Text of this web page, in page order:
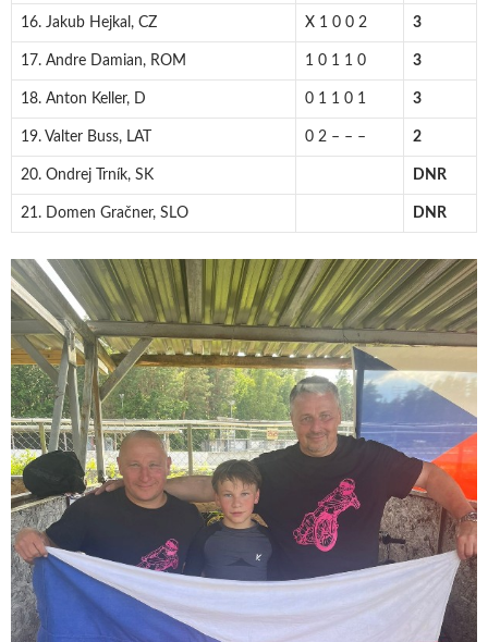
16. Jakub Hejkal, CZ X 1 0 0 2 3
17. Andre Damian, ROM 1 0 1 1 0 3
18. Anton Keller, D 0 1 1 0 1 3
19. Valter Buss, LAT 0 2 – – – 2
20. Ondrej Trník, SK DNR
21. Domen Gračner, SLO DNR